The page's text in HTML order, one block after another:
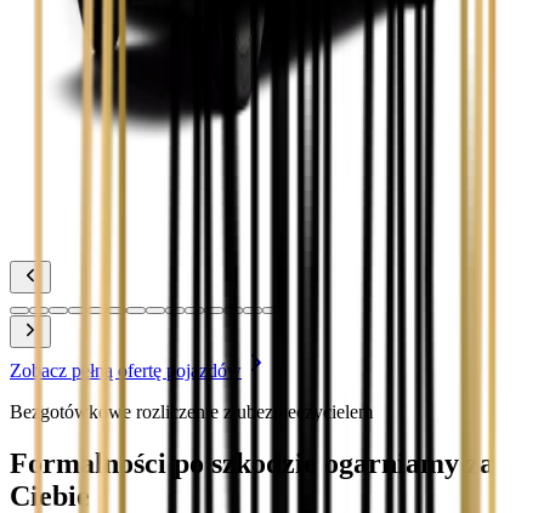
Toyota Corolla
Toyota Prius
Zobacz pełną ofertę pojazdów
Bezgotówkowe rozliczenie z ubezpieczycielem
Formalności po szkodzie ogarniamy za
Ciebie